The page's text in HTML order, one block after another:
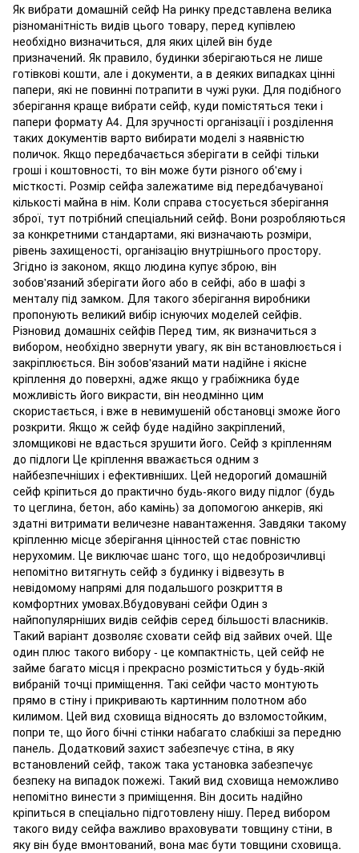
Як вибрати домашній сейф На ринку представлена велика
різноманітність видів цього товару, перед купівлею
необхідно визначиться, для яких цілей він буде
призначений. Як правило, будинки зберігаються не лише
готівкові кошти, але і документи, а в деяких випадках цінні
папери, які не повинні потрапити в чужі руки. Для подібного
зберігання краще вибрати сейф, куди помістяться теки і
папери формату А4. Для зручності організації і розділення
таких документів варто вибирати моделі з наявністю
поличок. Якщо передбачається зберігати в сейфі тільки
гроші і коштовності, то він може бути різного об'єму і
місткості. Розмір сейфа залежатиме від передбачуваної
кількості майна в нім. Коли справа стосується зберігання
зброї, тут потрібний спеціальний сейф. Вони розробляються
за конкретними стандартами, які визначають розміри,
рівень захищеності, організацію внутрішнього простору.
Згідно із законом, якщо людина купує зброю, він
зобов'язаний зберігати його або в сейфі, або в шафі з
менталу під замком. Для такого зберігання виробники
пропонують великий вибір існуючих моделей сейфів.
Різновид домашніх сейфів Перед тим, як визначиться з
вибором, необхідно звернути увагу, як він встановлюється і
закріплюється. Він зобов'язаний мати надійне і якісне
кріплення до поверхні, адже якщо у грабіжника буде
можливість його викрасти, він неодмінно цим
скористається, і вже в невимушеній обстановці зможе його
розкрити. Якщо ж сейф буде надійно закріплений,
зломщикові не вдасться зрушити його. Сейф з кріпленням
до підлоги Це кріплення вважається одним з
найбезпечніших і ефективніших. Цей недорогий домашній
сейф кріпиться до практично будь-якого виду підлог (будь
то цеглина, бетон, або камінь) за допомогою анкерів, які
здатні витримати величезне навантаження. Завдяки такому
кріпленню місце зберігання цінностей стає повністю
нерухомим. Це виключає шанс того, що недоброзичливці
непомітно витягнуть сейф з будинку і відвезуть в
невідомому напрямі для подальшого розкриття в
комфортних умовах.Вбудовувані сейфи Один з
найпопулярніших видів сейфів серед більшості власників.
Такий варіант дозволяє сховати сейф від зайвих очей. Ще
один плюс такого вибору - це компактність, цей сейф не
займе багато місця і прекрасно розміститься у будь-якій
вибраній точці приміщення. Такі сейфи часто монтують
прямо в стіну і прикривають картинним полотном або
килимом. Цей вид сховища відносять до взломостойким,
попри те, що його бічні стінки набагато слабкіші за передню
панель. Додатковий захист забезпечує стіна, в яку
встановлений сейф, також така установка забезпечує
безпеку на випадок пожежі. Такий вид сховища неможливо
непомітно винести з приміщення. Він досить надійно
кріпиться в спеціально підготовлену нішу. Перед вибором
такого виду сейфа важливо враховувати товщину стіни, в
яку він буде вмонтований, вона має бути товщини сховища.